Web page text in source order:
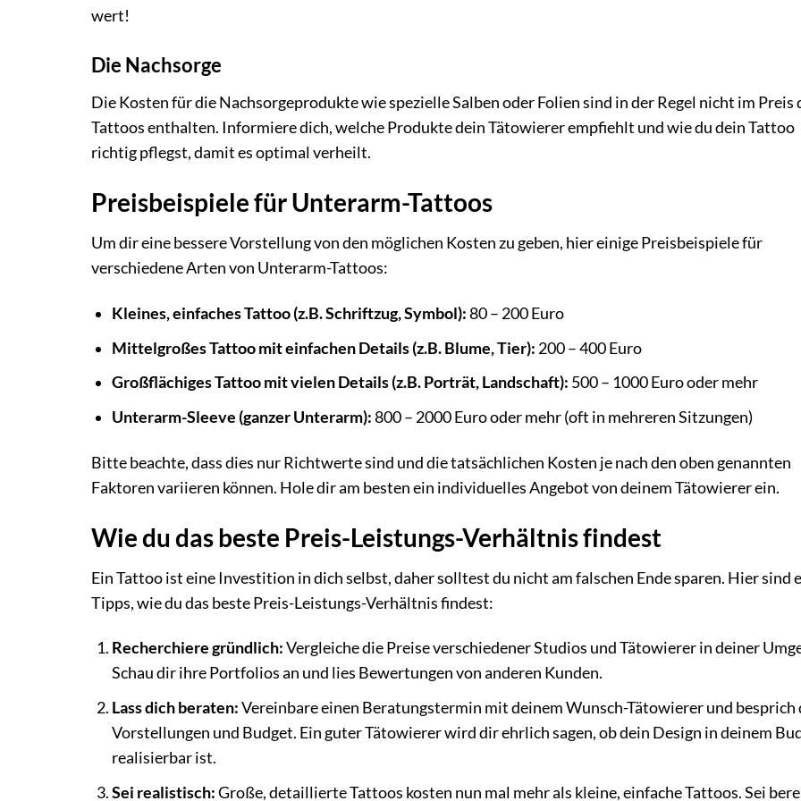
wert!
Die Nachsorge
Die Kosten für die Nachsorgeprodukte wie spezielle Salben oder Folien sind in der Regel nicht im Preis
Tattoos enthalten. Informiere dich, welche Produkte dein Tätowierer empfiehlt und wie du dein Tattoo
richtig pflegst, damit es optimal verheilt.
Preisbeispiele für Unterarm-Tattoos
Um dir eine bessere Vorstellung von den möglichen Kosten zu geben, hier einige Preisbeispiele für
verschiedene Arten von Unterarm-Tattoos:
Kleines, einfaches Tattoo (z.B. Schriftzug, Symbol):80 – 200 Euro
Mittelgroßes Tattoo mit einfachen Details (z.B. Blume, Tier): 200 – 400 Euro
Großflächiges Tattoo mit vielen Details (z.B. Porträt, Landschaft): 500 – 1000 Euro oder mehr
Unterarm-Sleeve (ganzer Unterarm):800 – 2000 Euro oder mehr (oft in mehreren Sitzungen)
Bitte beachte, dass dies nur Richtwerte sind und die tatsächlichen Kosten je nach den oben genannten
Faktoren variieren können. Hole dir am besten ein individuelles Angebot von deinem Tätowierer ein.
Wie du das beste Preis-Leistungs-Verhältnis findest
Ein Tattoo ist eine Investition in dich selbst, daher solltest du nicht am falschen Ende sparen. Hier sind
Tipps, wie du das beste Preis-Leistungs-Verhältnis findest:
Recherchiere gründlich:Vergleiche die Preise verschiedener Studios und Tätowierer in deiner
Schau dir ihre Portfolios an und lies Bewertungen von anderen Kunden.
Lass dich beraten:Vereinbare einen Beratungstermin mit deinem Wunsch-Tätowierer und besprich
Vorstellungen und Budget. Ein guter Tätowierer wird dir ehrlich sagen, ob dein Design in deinem
realisierbar ist.
Sei realistisch:Große, detaillierte Tattoos kosten nun mal mehr als kleine, einfache Tattoos. Sei